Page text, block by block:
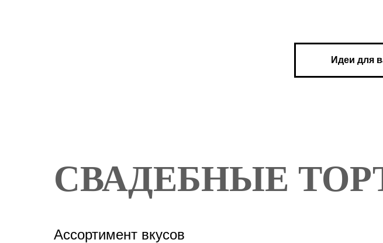
Идеи для
СВАДЕБНЫЕ
Ассортимент вкусов